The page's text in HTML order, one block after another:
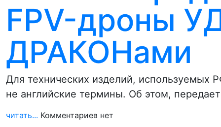
FPV-дроны
ДРАКОНами
Для технических изделий, используемых
не английские термины. Об этом,
читать... Комментариев нет